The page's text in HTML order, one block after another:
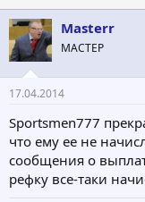
Masterr
МАСТЕР
17.04.2014
Sportsmen777
что ему ее не
сообщения о
рефку все-таки